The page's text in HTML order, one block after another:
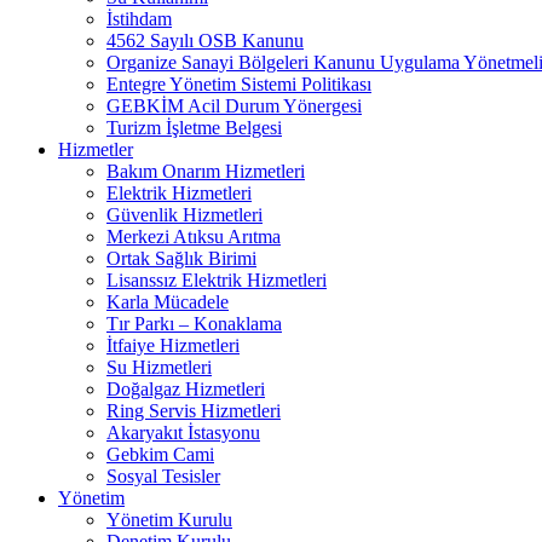
İstihdam
4562 Sayılı OSB Kanunu
Organize Sanayi Bölgeleri Kanunu Uygulama
Entegre Yönetim Sistemi Politikası
GEBKİM Acil Durum Yönergesi
Turizm İşletme Belgesi
Hizmetler
Bakım Onarım Hizmetleri
Elektrik Hizmetleri
Güvenlik Hizmetleri
Merkezi Atıksu Arıtma
Ortak Sağlık Birimi
Lisanssız Elektrik Hizmetleri
Karla Mücadele
Tır Parkı – Konaklama
İtfaiye Hizmetleri
Su Hizmetleri
Doğalgaz Hizmetleri
Ring Servis Hizmetleri
Akaryakıt İstasyonu
Gebkim Cami
Sosyal Tesisler
Yönetim
Yönetim Kurulu